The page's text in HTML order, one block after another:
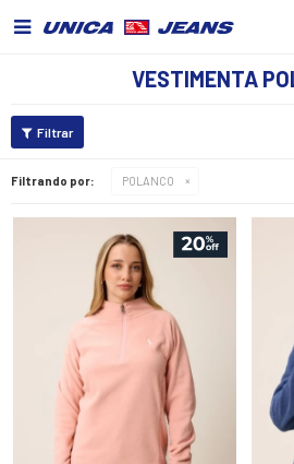

VESTIMENTA
Filtrando por: POLANCO